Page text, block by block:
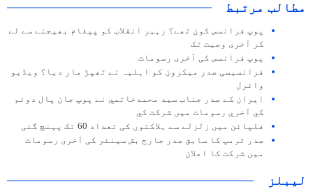
مطالب مرتبط
پوپ فرانسس کون تھے؟ رہبر انقلاب کو پیغام بھیجنے سے لے
کر آخری وصیت تک
پوپ فرانسس کی آخری رسومات
فرانسیسی صدر میکرون کو اہلیہ نے تھپڑ مار دیا؟ ویڈیو
وائرل
ايران كے صدر جناب سيد محمدخاتمي نے پوپ جان پال دوئم
كي آخري رسومات ميں شركت كي
فلپائن میں زلزلے سے ہلاکتوں کی تعداد 60 تک پہنچ گئی
صدر ٹرمپ کا سابق صدر جارج بش سینئر کی آخری رسومات
میں شرکت کا اعلان
لیبلز